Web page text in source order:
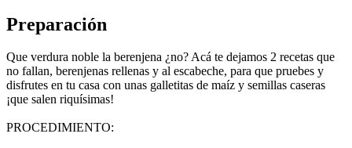
Preparación
Que verdura noble la berenjena ¿no? Acá te dejamos 2 recetas que
no fallan, berenjenas rellenas y al escabeche, para que pruebes y
disfrutes en tu casa con unas galletitas de maíz y semillas caseras
¡que salen riquísimas!
PROCEDIMIENTO: